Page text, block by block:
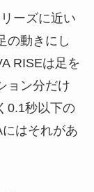
ーズに近い
の動きにし
RISEは足を
ョン分だけ
0.1秒以下の
はそれがあ